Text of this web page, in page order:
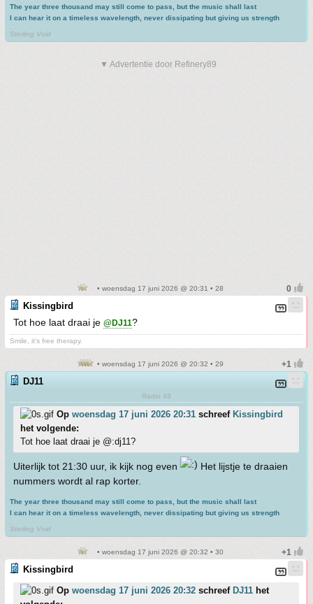
The year three thousand may still come to pass, but the music shall last
I can hear it on a timeless wavelength, never dissipating but giving us strength
Sterling Void
▼ Advertentie door Refinery89
• woensdag 17 juni 2026 @ 20:31 • 28
Kissingbird
Tot hoe laat draai je @DJ11?
Smile, it's free therapy.
• woensdag 17 juni 2026 @ 20:32 • 29
DJ11
Radio 49
Op woensdag 17 juni 2026 20:31 schreef Kissingbird
het volgende:
Tot hoe laat draai je @:dj11?
Uiterlijk tot 21:30 uur, ik kijk nog even
Het lijstje te draaien
nummers wordt al rap korter.
The year three thousand may still come to pass, but the music shall last
I can hear it on a timeless wavelength, never dissipating but giving us strength
Sterling Void
• woensdag 17 juni 2026 @ 20:32 • 30
Kissingbird
Op woensdag 17 juni 2026 20:32 schreef DJ11 het